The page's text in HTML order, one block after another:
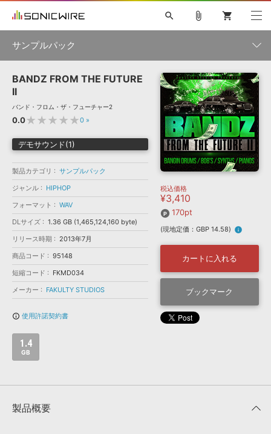
ソフト音源 »
プラグイン・エフェクト »
サンプルパック »
ソフトウェア／ツール »
DAW »
効果音 »
特集 »
ニュースレター »
SONICWIREブログ »
製品サポート情報 »
DTMガイド »
FAQ »
お問い合わせ »
音楽カード
楽曲配信流通 サービス
無償のサウンド管理ソフト
APS
search
初音ミク NT 鏡音リン・レン V4X 巡音ルカ V4X
MEIKO V3
TOONTRACK
SPITFIRE AUDIO
VIENNA
EZ DRUMMER 3
ライセンスフリーBGM
ボーカル抜き出し
DUBSTEP
ELECTRONICA
MUTANT
ROUTER.FM
SONOCA
ソフト音源 プラグイン・エフェクト
ソフトウェア／ツール DAW 効果音
attach_file shopping_cart
サンプルパック
製品一覧
メーカー
フォーマット
ランキング
BANDZ FROM THE FUTURE
II
バンド・フロム・ザ・フューチャー2
0.0★★★★★0 »
デモサウンド(1)
製品カテゴリ
サンプルパック
ジャンル
HIPHOP
フォーマット
WAV
DLサイズ
1.36 GB (1,465,124,160 byte)
リリース時期
2013年7月
商品コード
95148
短縮コード
FKMD034
メーカー
FAKULTY STUDIOS
info_outline 使用許諾契約書
1.4
GB
税込価格
¥3,410
170pt
(現地定価：GBP 14.58) info
カートに入れる
ブックマーク
製品概要